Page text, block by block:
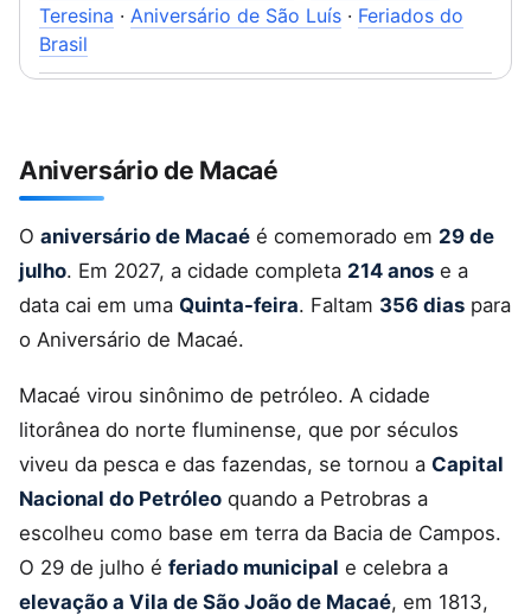
Teresina · Aniversário de São Luís · Feriados do
Brasil
Aniversário de Macaé
O aniversário de Macaé é comemorado em 29 de
julho. Em 2027, a cidade completa 214 anos e a
data cai em uma Quinta-feira. Faltam 356 dias para
o Aniversário de Macaé.
Macaé virou sinônimo de petróleo. A cidade
litorânea do norte fluminense, que por séculos
viveu da pesca e das fazendas, se tornou a Capital
Nacional do Petróleo quando a Petrobras a
escolheu como base em terra da Bacia de Campos.
O 29 de julho é feriado municipal e celebra a
elevação a Vila de São João de Macaé, em 1813,